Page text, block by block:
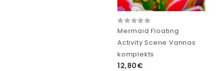
Mermaid Floating
Activity Scene Vannas
komplekts
12,80€